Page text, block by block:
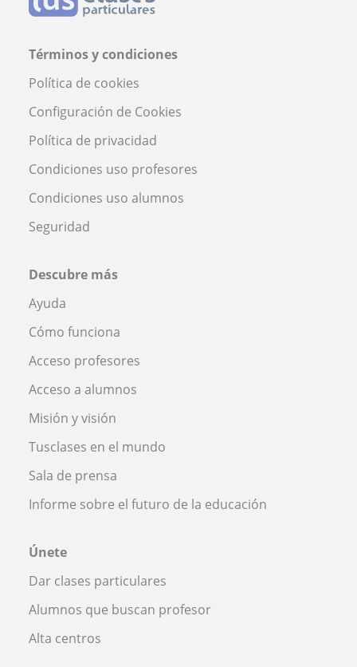
Términos y condiciones
Política de cookies
Configuración de Cookies
Política de privacidad
Condiciones uso profesores
Condiciones uso alumnos
Seguridad
Descubre más
Ayuda
Cómo funciona
Acceso profesores
Acceso a alumnos
Misión y visión
Tusclases en el mundo
Sala de prensa
Informe sobre el futuro de la educación
Únete
Dar clases particulares
Alumnos que buscan profesor
Alta centros